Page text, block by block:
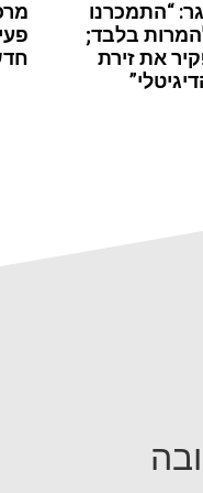
“התמכרנו
בלבד;
את זירת